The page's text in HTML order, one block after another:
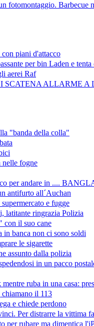
fotomontaggio. Barbecue
piani d'attacco
per bin Laden e
aerei Raf
SCATENA ALLARME A
"banda della colla"
nelle fogne
per andare in ....
antifurto all´Auchan
e fugge
latitante ringrazia Polizia
con il suo cane
in banca non ci sono soldi
le sigarette
assunto dalla polizia
in un pacco
ruba in una casa:
il 113
e chiede perdono
Per distrarre la vittima
per rubare ma dimentica